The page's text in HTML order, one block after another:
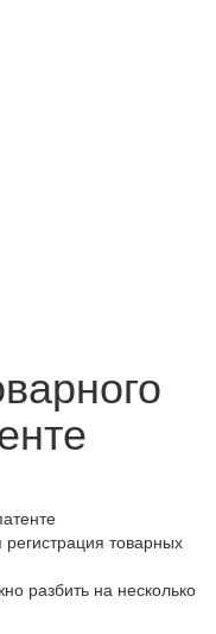
товарных
разбить на несколько